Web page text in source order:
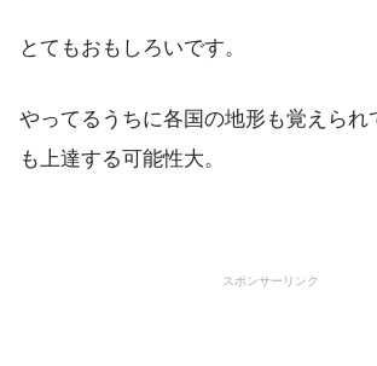
とてもおもしろいです。
やってるうちに各国の地形も覚えられ
も上達する可能性大。
スポンサーリンク